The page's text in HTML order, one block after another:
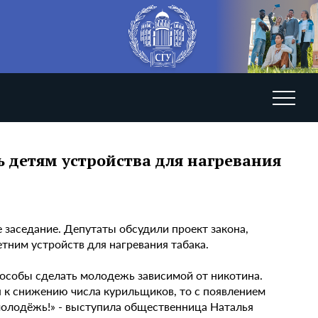
устройства для нагревания
Депутаты обсудили проект закона,
устройств для нагревания табака.
сделать молодежь зависимой от никотина.
числа курильщиков, то с появлением
- выступила общественница Наталья